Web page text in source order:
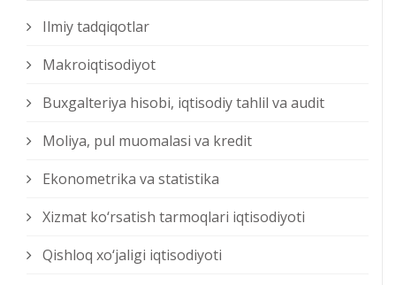
Ilmiy tadqiqotlar
Makroiqtisodiyot
Buxgalteriya hisobi, iqtisodiy tahlil va audit
Moliya, pul muomalasi va kredit
Ekonometrika va statistika
Xizmat kо‘rsatish tarmoqlari iqtisodiyoti
Qishloq xо‘jaligi iqtisodiyoti